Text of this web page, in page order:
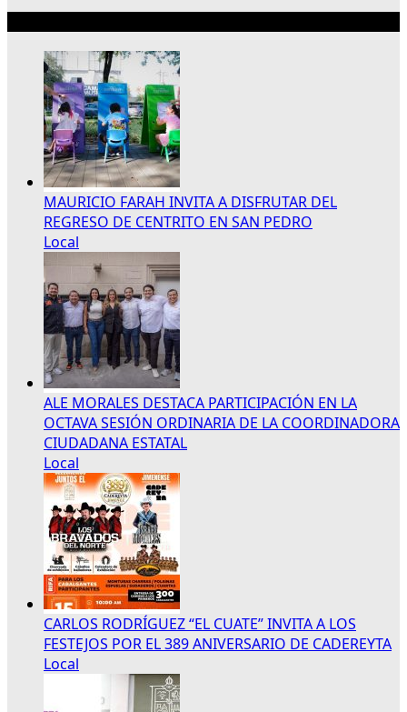
MAURICIO FARAH INVITA A DISFRUTAR DEL
REGRESO DE CENTRITO EN SAN PEDRO
Local
ALE MORALES DESTACA PARTICIPACIÓN EN LA
OCTAVA SESIÓN ORDINARIA DE LA COORDINADORA
CIUDADANA ESTATAL
Local
CARLOS RODRÍGUEZ “EL CUATE” INVITA A LOS
FESTEJOS POR EL 389 ANIVERSARIO DE CADEREYTA
Local